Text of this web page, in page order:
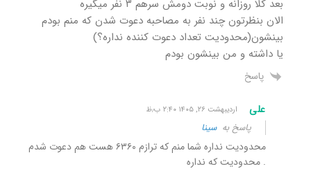
بعد کلا روزانه و نوبت دومش سرهم ۳ نفر میگیره
الان بنظرتون چند نفر به مصاحبه دعوت شدن که منم بودم
بینشون(محدودیت تعداد دعوت کننده نداره؟)
یا داشته و من بینشون بودم
پاسخ
علی اردیبهشت ۲۶, ۱۴۰۵ ۲:۴۰ ب٫ظ
پاسخ بهسینا
محدودیت نداره شما منم که ترازم ۶۳۶۰ هست هم دعوت شدم
. محدودیت که نداره